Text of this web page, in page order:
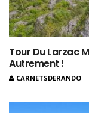
Tour Du Larzac
Autrement !
CARNETSDERANDO